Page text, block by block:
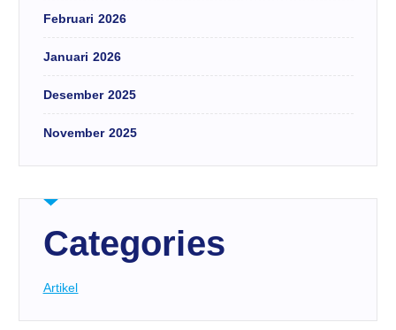
Februari 2026
Januari 2026
Desember 2025
November 2025
Categories
Artikel